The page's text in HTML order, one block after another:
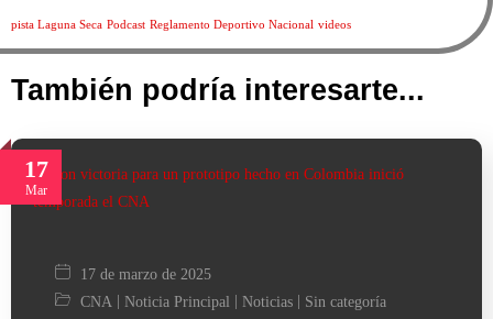
pista Laguna Seca Podcast Reglamento Deportivo Nacional videos
También podría interesarte...
17
Mar
17 de marzo de 2025
CNA
Noticia Principal Noticias Sin categoría